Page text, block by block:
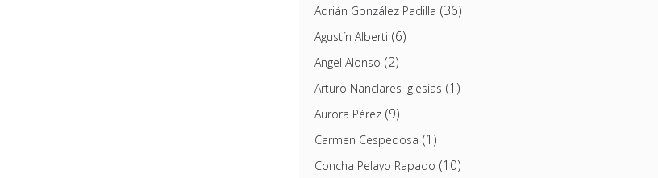
Adrián González Padilla (36)
Agustín Alberti (6)
Angel Alonso (2)
Arturo Nanclares Iglesias (1)
Aurora Pérez(9)
Carmen Cespedosa (1)
Concha Pelayo Rapado (10)